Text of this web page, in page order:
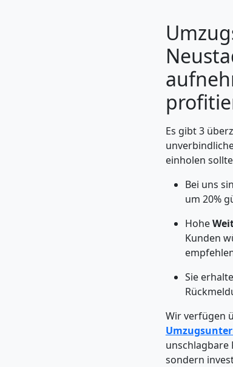
Es gibt 3
einholen
Bei uns
um 20%
Hohe
Kunden
Sie
Wir verfügen
unschlagbare
sondern